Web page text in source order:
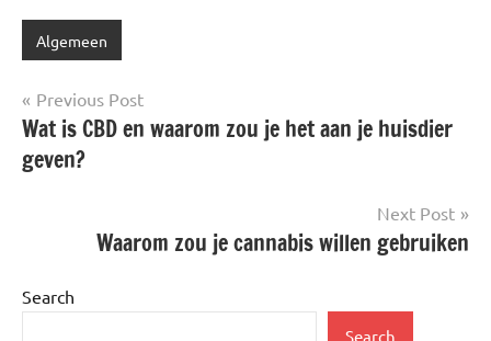
Algemeen
Post
navigation
Previous Post
Wat is CBD en waarom zou je het aan je huisdier
geven?
Next Post
Waarom zou je cannabis willen gebruiken
Search
Search